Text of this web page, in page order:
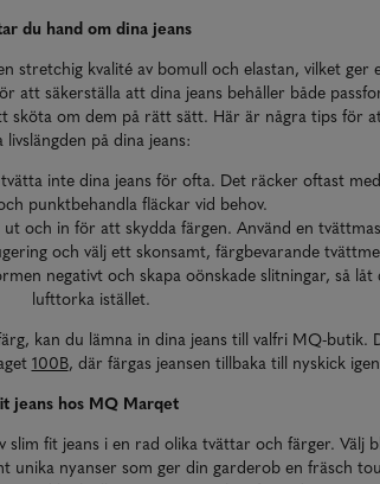
du hand om dina jeans
stretchig kvalité av bomull och elastan, vilket ger
att säkerställa att dina jeans behåller både
sköta om dem på rätt sätt. Här är några tips för
livslängden på dina jeans:
inte dina jeans för ofta. Det räcker oftast
punktbehandla fläckar vid behov.
och in för att skydda färgen. Använd en
och välj ett skonsamt, färgbevarande
negativt och skapa oönskade slitningar, så låt
lufttorka istället.
kan du lämna in dina jeans till valfri MQ-butik.
100B, där färgas jeansen tillbaka till nyskick
jeans hos MQ Marqet
fit jeans i en rad olika tvättar och färger. Välj
unika nyanser som ger din garderob en fräsch